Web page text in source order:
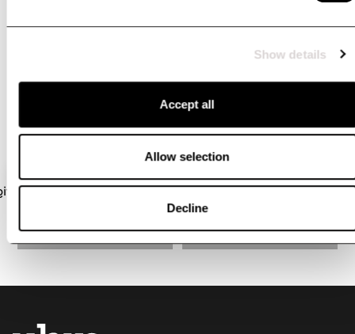
Show details
Accept all
Allow selection
Decline
#uhipwear
Tag your pictures wearing Uhip with @uhipwear or